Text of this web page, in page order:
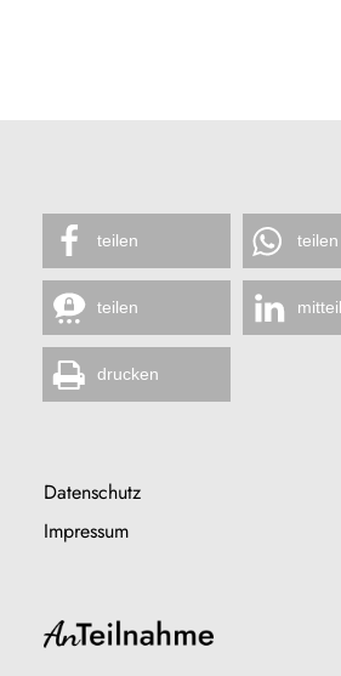
teilen teilen
teilen
drucken
Datenschutz
Impressum